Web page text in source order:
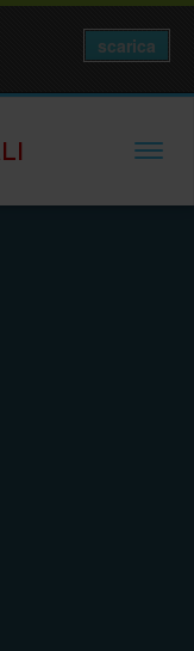
scarica